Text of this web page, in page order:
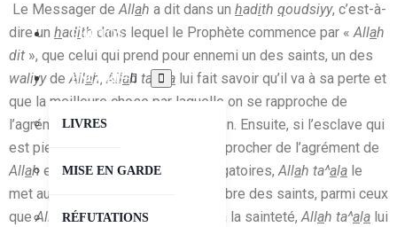
PHOTOS
ENCORE+
LIVRES
MISE EN GARDE
RÉFUTATIONS
Le Messager deAllah a dit dans un hadith qoudsiyy, c’est-à-
dire un hadith dans lequel le Prophète commence par «Allah
dit », que celui qui prend pour ennemi un des saints, un des
waliyydeAllah,Allah ta^ a a lui fait savoir qu’il va à sa perte et
que la meilleure chose par laquelle on se rapproche de
l’agrément deAll
, c’est l’obligation. Ensuite, si l’esclave qui
est pieux rajoute à cela pour se rapprocher de l’agrément de
Allah et augmente en actes surérogatoires,Allah ta^ala le
met au nombre des
, au nombre des saints, parmi ceux
queAll h ta^alaaime. S’il parvient à la sainteté,Allah ta^ala lui